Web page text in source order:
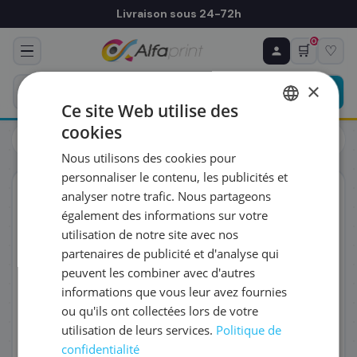
Livraison sous 24-72h
🛒
0
♡
Toners
Canon
ORIGINAL
♻ COMMANDE RÉCURRENTE
Prévoyez & économisez
Programmez votre prochain achat — notre équipe
vous prépare un devis personnalisé
RÉFÉRENCE DU PRODUIT
FRÉQUENCE
QUANTITÉ PAR LIVRAISON
DATE DE PREMIÈRE LIVRAISON SOUHAITÉE
×
Ce site Web utilise des
cookies
Nous utilisons des cookies pour
personnaliser le contenu, les publicités et
analyser notre trafic. Nous partageons
également des informations sur votre
utilisation de notre site avec nos
partenaires de publicité et d'analyse qui
peuvent les combiner avec d'autres
informations que vous leur avez fournies
ou qu'ils ont collectées lors de votre
utilisation de leurs services. Politique de
confidentialité